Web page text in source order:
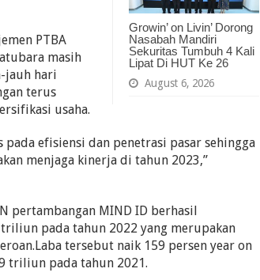
Growin’ on Livin’ Dorong
Nasabah Mandiri
Sekuritas Tumbuh 4 Kali
Lipat Di HUT Ke 26
August 6, 2026
PTBA
masih
jauh hari
terus
usaha.
efisiensi dan penetrasi pasar sehingga
menjaga kinerja di tahun 2023,”
pertambangan MIND ID berhasil
pada tahun 2022 yang merupakan
tersebut naik 159 persen year on
triliun pada tahun 2021.